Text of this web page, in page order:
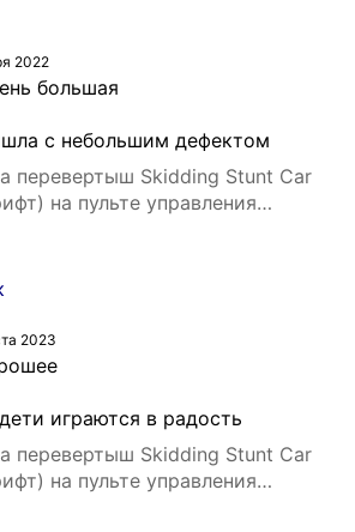
2022
большая
с небольшим дефектом
перевертыш Skidding Stunt Car
на пульте управления
2023
играются в радость
перевертыш Skidding Stunt Car
на пульте управления